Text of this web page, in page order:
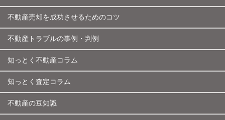
不動産売却を成功させるためのコツ
不動産トラブルの事例・判例
知っとく不動産コラム
知っとく査定コラム
不動産の豆知識